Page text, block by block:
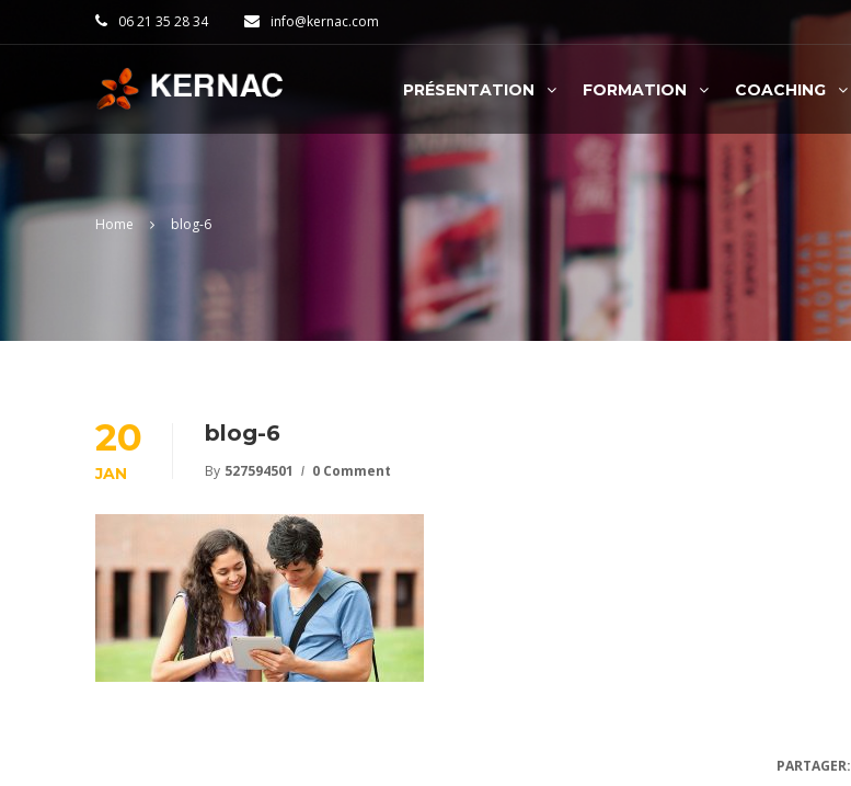
06 21 35 28 34 info@kernac.com
PRÉSENTATION FORMATION COACHING
Home blog-6
20
JAN
blog-6
By 527594501 0 Comment
PARTAGER: